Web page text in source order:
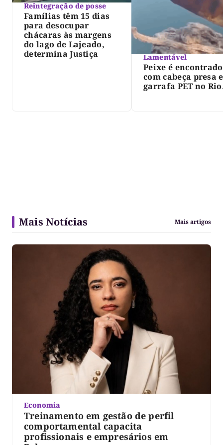
Reintegração de posse
Famílias têm 15 dias
para desocupar
chácaras às margens
do lago de Lajeado,
determina Justiça
Lamentável
Peixe é encontrado
com cabeça presa
garrafa PET no Rio
Mais Notícias Mais artigos
Economia
Treinamento em gestão de perfil
comportamental capacita
profissionais e empresários em